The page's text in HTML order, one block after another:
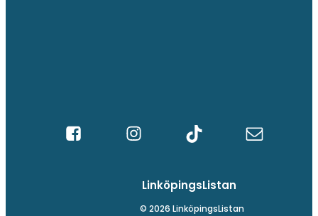
LinköpingsListan
© 2026 LinköpingsListan